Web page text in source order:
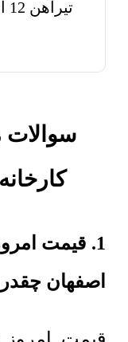
تیرآهن 12 اصفهان
سوالات
1. قیمت
اصفهان